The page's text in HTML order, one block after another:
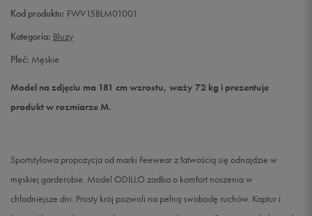
XXL
Kod produktu: FWV15BLM01001
Kategoria: Bluzy
Płeć: Męskie
Model na zdjęciu ma 181 cm wzrostu, waży 72 kg i prezentuje
produkt w rozmiarze M.
Sportstylowa propozycja od marki Feewear z łatwością się odnajdzie w
męskiej garderobie. Model ODILLO zadba o komfort noszenia w
chłodniejsze dni. Prosty krój pozwoli na pełną swobodę ruchów. Kaptur i